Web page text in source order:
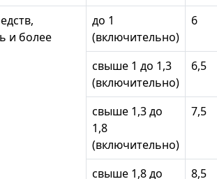
и более
до 1
(включительно)
6
свыше 1 до 1,3
(включительно)
6,5
свыше 1,3 до
1,8
(включительно)
7,5
свыше 1,8 до
8,5